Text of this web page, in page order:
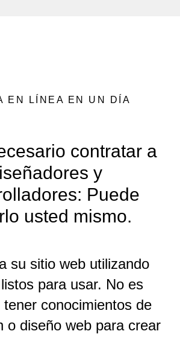
EN LÍNEA EN UN DÍA
contratar a
y
Puede
usted mismo.
su sitio web utilizando
para usar. No es
tener conocimientos de
o diseño web para crear